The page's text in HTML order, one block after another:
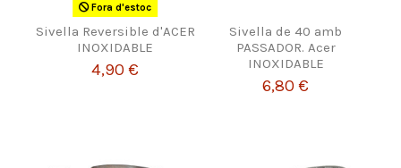
Fora d'estoc
Sivella Reversible d'ACER
INOXIDABLE
4,90 €
Sivella de 40 amb
PASSADOR. Acer
INOXIDABLE
6,80 €